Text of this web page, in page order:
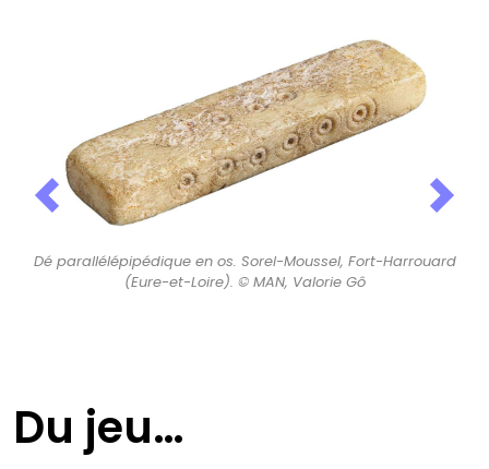
Dé parallélépipédique en os. Sorel-Moussel, Fort-Harrouard
(Eure-et-Loire). © MAN, Valorie Gô
Previous
Du jeu…